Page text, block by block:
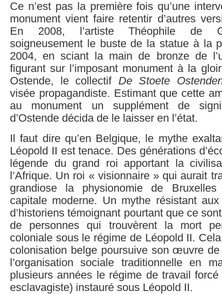
Ce n’est pas la première fois qu’une
monument vient faire retentir d’autres
En 2008, l’artiste Théophile de
soigneusement le buste de la statue à la
2004, en sciant la main de bronze de
figurant sur l’imposant monument à la
Ostende, le collectif De Stoete
visée propagandiste. Estimant que cette
au monument un supplément de
d’Ostende décida de le laisser en l’état.
Il faut dire qu’en Belgique, le mythe
Léopold II est tenace. Des générations
légende du grand roi apportant la
l’Afrique. Un roi « visionnaire » qui aurait
grandiose la physionomie de
capitale moderne. Un mythe résistant
d’historiens témoignant pourtant que ce
de personnes qui trouvèrent la mort
coloniale sous le régime de Léopold II.
colonisation belge poursuive son œuvre
l’organisation sociale traditionnelle en
plusieurs années le régime de travail
esclavagiste) instauré sous Léopold II.